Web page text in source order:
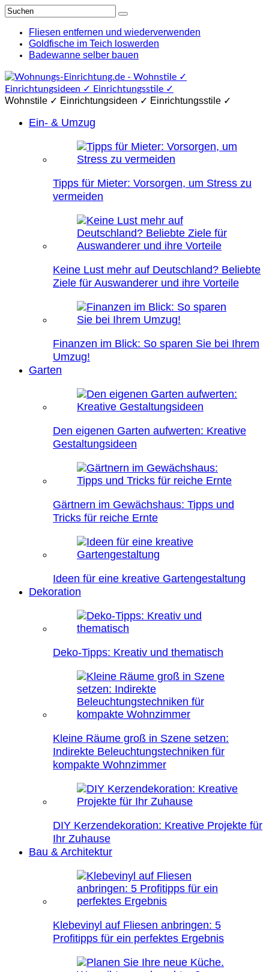
Fliesen entfernen und wiederverwenden
Goldfische im Teich loswerden
Badewanne selber bauen
Wohnstile ✓ Einrichtungsideen ✓ Einrichtungsstile ✓
Ein- & Umzug
Tipps für Mieter: Vorsorgen, um Stress zu
vermeiden
Keine Lust mehr auf Deutschland? Beliebte
Ziele für Auswanderer und ihre Vorteile
Finanzen im Blick: So sparen Sie bei Ihrem
Umzug!
Garten
Den eigenen Garten aufwerten: Kreative
Gestaltungsideen
Gärtnern im Gewächshaus: Tipps und
Tricks für reiche Ernte
Ideen für eine kreative Gartengestaltung
Dekoration
Deko-Tipps: Kreativ und thematisch
Kleine Räume groß in Szene setzen:
Indirekte Beleuchtungstechniken für
kompakte Wohnzimmer
DIY Kerzendekoration: Kreative Projekte für
Ihr Zuhause
Bau & Architektur
Klebevinyl auf Fliesen anbringen: 5
Profitipps für ein perfektes Ergebnis